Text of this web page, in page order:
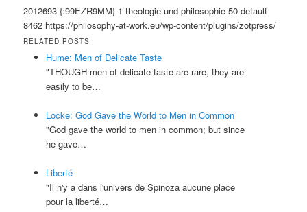
2012693 {:99EZR9MM} 1 theologie-und-philosophie 50 default
8462 https://philosophy-at-work.eu/wp-content/plugins/zotpress/
RELATED POSTS
Hume: Men of Delicate Taste
"THOUGH men of delicate taste are rare, they are
easily to be…
Locke: God Gave the World to Men in Common
"God gave the world to men in common; but since
he gave…
Liberté
"Il n'y a dans l'univers de Spinoza aucune place
pour la liberté…